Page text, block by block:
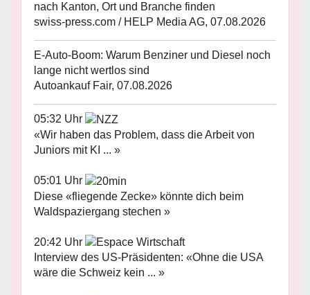
nach Kanton, Ort und Branche finden
swiss-press.com / HELP Media AG, 07.08.2026
E-Auto-Boom: Warum Benziner und Diesel noch
lange nicht wertlos sind
Autoankauf Fair, 07.08.2026
05:32 Uhr
«Wir haben das Problem, dass die Arbeit von
Juniors mit KI ... »
05:01 Uhr
Diese «fliegende Zecke» könnte dich beim
Waldspaziergang stechen »
20:42 Uhr
Interview des US-Präsidenten: «Ohne die USA
wäre die Schweiz kein ... »